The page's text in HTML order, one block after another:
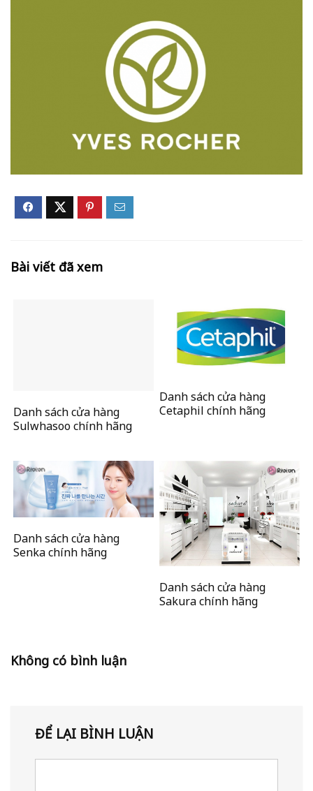
Bài viết đã xem
Danh sách cửa hàng
Sulwhasoo chính hãng
Danh sách cửa hàng
Cetaphil chính hãng
Danh sách cửa hàng
Senka chính hãng
Danh sách cửa hàng
Sakura chính hãng
Không có bình luận
ĐỂ LẠI BÌNH LUẬN